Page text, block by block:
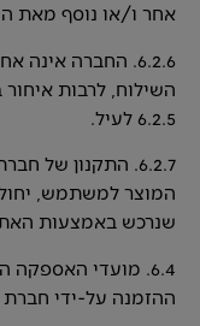
אחר ו/או נוסף מאת
6.2.6. החברה
השילוח, לרבות
6.2.5 לעיל.
6.2.7. התקנון
המוצר למשתמש,
שנרכש באמצעות
6.4. מועדי
ההזמנה על-ידי חברת